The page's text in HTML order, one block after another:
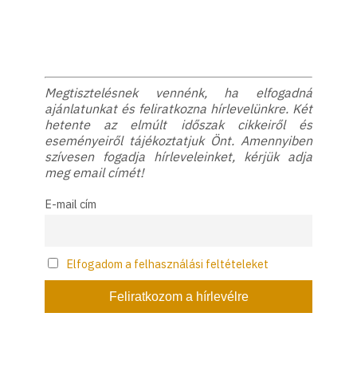
Megtisztelésnek vennénk, ha elfogadná
ajánlatunkat és feliratkozna hírlevelünkre. Két
hetente az elmúlt időszak cikkeiről és
eseményeiről tájékoztatjuk Önt. Amennyiben
szívesen fogadja hírleveleinket, kérjük adja
meg email címét!
E-mail cím
Elfogadom a felhasználási feltételeket